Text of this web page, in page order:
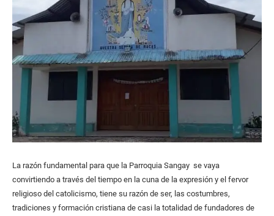
La razón fundamental para que la Parroquia Sangay se vaya
convirtiendo a través del tiempo en la cuna de la expresión y el fervor
religioso del catolicismo, tiene su razón de ser, las costumbres,
tradiciones y formación cristiana de casi la totalidad de fundadores de